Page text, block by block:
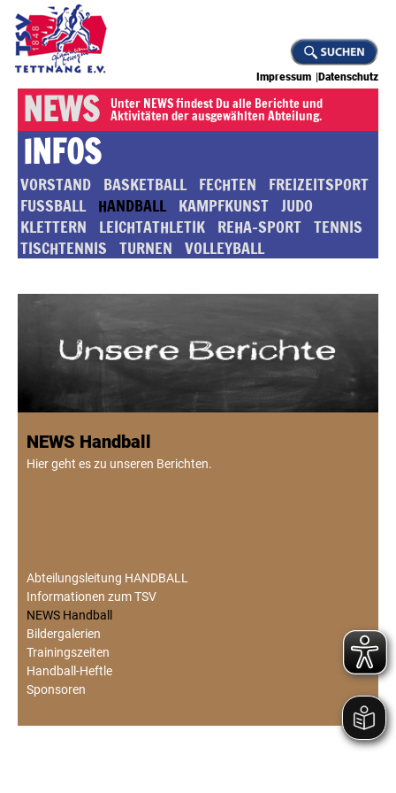
Impressum Datenschutz
NEWS Unter NEWS findest Du alle Berichte und
Aktivitäten der ausgewählten Abteilung.
INFOS
VORSTAND BASKETBALL FECHTEN
FREIZEITSPORT
FUSSBALL HANDBALL KAMPFKUNST JUDO
KLETTERN
LEICHTATHLETIK REHA-SPORT TENNIS
TISCHTENNIS TURNEN VOLLEYBALL
NEWS Handball
Hier geht es zu unseren Berichten.
Abteilungsleitung HANDBALL
Informationen zum TSV
NEWS Handball
Bildergalerien
Trainingszeiten
Handball-Heftle
Sponsoren